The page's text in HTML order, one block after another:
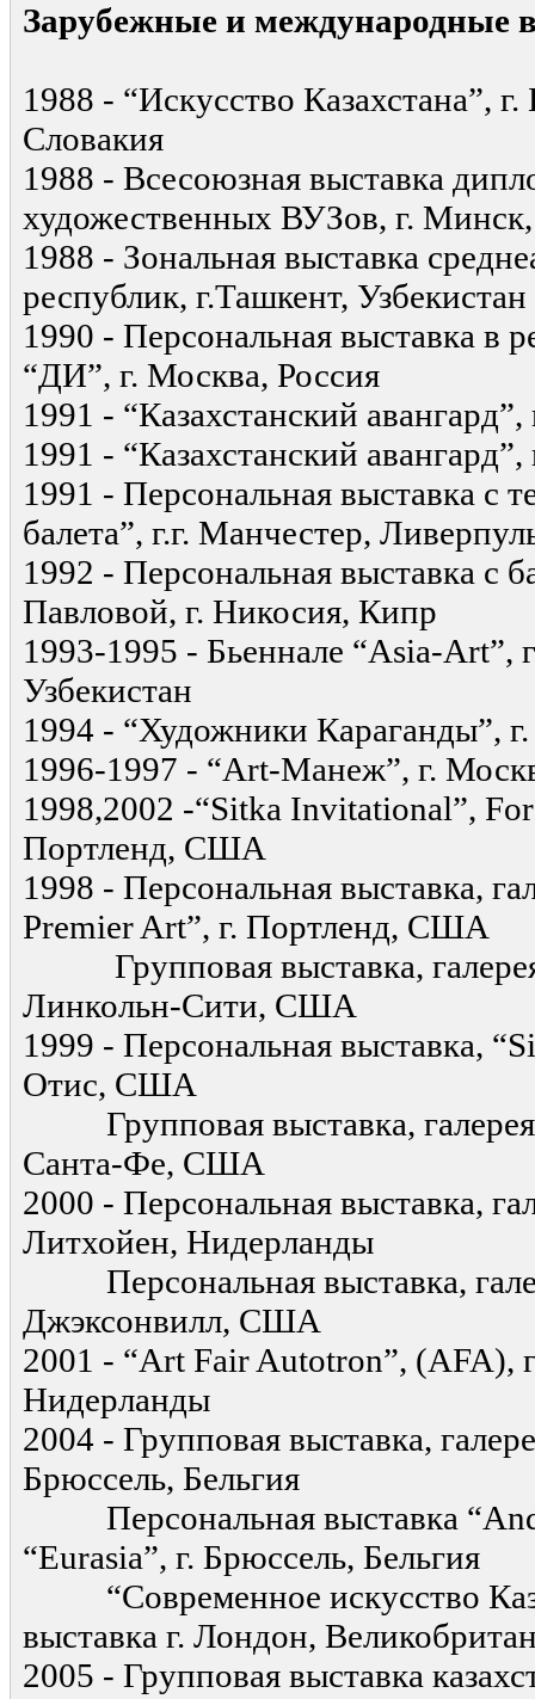
Зарубежные и международные
1988 - “Искусство Казахстана”, г.
Словакия
1988 - Всесоюзная выставка
художественных ВУЗов, г. Минск,
1988 - Зональная выставка
республик, г.Ташкент, Узбекистан
1990 - Персональная выставка в
“ДИ”, г. Москва, Россия
1991 - “Казахстанский
1991 - “Казахстанский
1991 - Персональная выставка с
балета”, г.г. Манчестер,
1992 - Персональная выставка с
Павловой, г. Никосия, Кипр
1993-1995 - Бьеннале “Asia-Art”,
Узбекистан
1994 - “Художники Караганды”,
1996-1997 - “Art-Манеж”, г.
1998,2002 -“Sitka Invitational”,
Портленд, США
1998 - Персональная выставка,
Premier Art”, г. Портленд, США
Групповая выставка, галерея
Линкольн-Сити, США
1999 - Персональная выставка,
Отис, США
Групповая выставка, галерея
Санта-Фе, США
2000 - Персональная выставка,
Литхойен, Нидерланды
Персональная выставка,
Джэксонвилл, США
2001 - “Art Fair Autotron”, (AFA),
Нидерланды
2004 - Групповая выставка,
Брюссель, Бельгия
Персональная выставка
“Eurasia”, г. Брюссель, Бельгия
“Современное искусство
выставка г. Лондон,
2005 - Групповая выставка